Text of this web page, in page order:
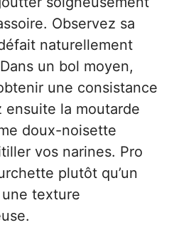
Observez sa
naturellement
un bol moyen,
une consistance
la moutarde
doux-noisette
vos narines. Pro
plutôt qu’un
texture